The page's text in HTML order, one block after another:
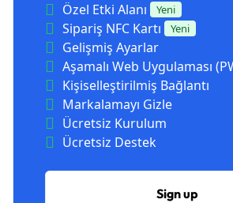
Özel Etki Alanı
Yeni
Sipariş NFC Kartı Yeni
Gelişmiş Ayarlar
Aşamalı Web Uygulaması
Kişiselleştirilmiş Bağlantı
Markalamayı Gizle
Ücretsiz Kurulum
Ücretsiz Destek
Sign up